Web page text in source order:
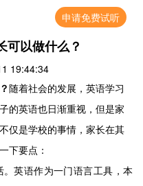
申请免费试听
可以做什么？
19:44:34
随着社会的发展，英语学习
的英语也日渐重视，但是家
仅是学校的事情，家长在其
下要点：
英语作为一门语言工具，本